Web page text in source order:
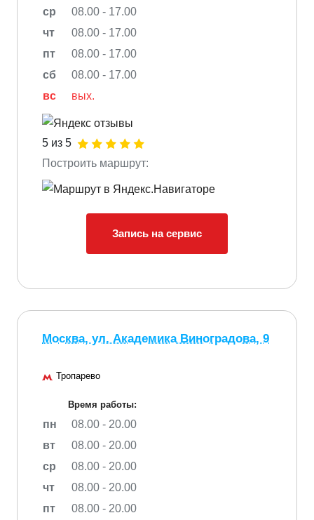
ср
08.00 - 17.00
чт
08.00 - 17.00
пт
08.00 - 17.00
сб
08.00 - 17.00
вс
вых.
5 из 5
Построить маршрут:
Запись на сервис
Москва, ул. Академика Виноградова, 9
Тропарево
Время работы:
пн
08.00 - 20.00
вт
08.00 - 20.00
ср
08.00 - 20.00
чт
08.00 - 20.00
пт
08.00 - 20.00